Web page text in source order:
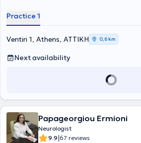
Practice 1
Ventiri 1, Athens, ΑΤΤΙΚΗ 0,6 km
Next availability
Papageorgiou Ermioni
Neurologist
9.9|67 reviews